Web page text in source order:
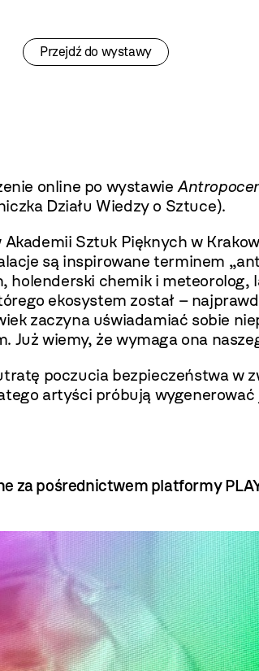
Przejdź do wystawy
online po wystawie
Działu Wiedzy o Sztuce).
Sztuk Pięknych w
są inspirowane terminem
chemik i meteorolog,
ekosystem został –
zaczyna uświadamiać sobie
wiemy, że wymaga ona
poczucia bezpieczeństwa w
artyści próbują
za pośrednictwem platformy